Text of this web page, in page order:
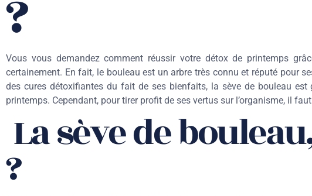
?
Vous vous demandez comment réussir votre détox de printemps
certainement. En fait, le bouleau est un arbre très connu et réputé pour
des cures détoxifiantes du fait de ses bienfaits, la sève de bouleau est
printemps. Cependant, pour tirer profit de ses vertus sur l’organisme, il
La sève de
?